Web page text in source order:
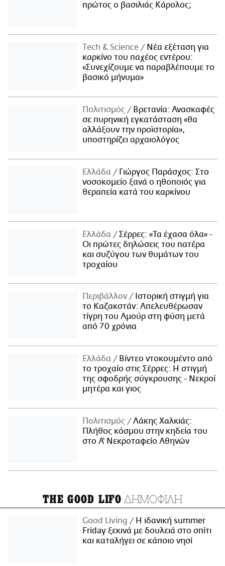
πρώτος ο βασιλιάς Κάρολος;
Τech & Science
Νέα εξέταση για
καρκίνο του παχέος εντέρου:
«Συνεχίζουμε να παραβλέπουμε το
βασικό μήνυμα»
Πολιτισμός
Βρετανία: Ανασκαφές
σε πυρηνική εγκατάσταση «θα
αλλάξουν την προϊστορία»,
υποστηρίζει αρχαιολόγος
Ελλάδα
Γιώργος Παράσχος: Στο
νοσοκομείο ξανά ο ηθοποιός για
θεραπεία κατά του καρκίνου
Ελλάδα
Σέρρες: «Τα έχασα όλα» -
Οι πρώτες δηλώσεις του πατέρα
και συζύγου των θυμάτων του
τροχαίου
Περιβάλλον
Ιστορική στιγμή για
το Καζακστάν: Απελευθέρωσαν
τίγρη του Αμούρ στη φύση μετά
από 70 χρόνια
Ελλάδα
Βίντεο ντοκουμέντο από
το τροχαίο στις Σέρρες: Η στιγμή
της σφοδρής σύγκρουσης - Νεκροί
μητέρα και γιος
Πολιτισμός
Λάκης Χαλκιάς:
Πλήθος κόσμου στην κηδεία του
στο Α' Νεκροταφείο Αθηνών
THE GOOD LIFO ΔΗΜΟΦΙΛΗ
Good Living
Η ιδανική summer
Friday ξεκινά με δουλειά στο σπίτι
και καταλήγει σε κάποιο νησί